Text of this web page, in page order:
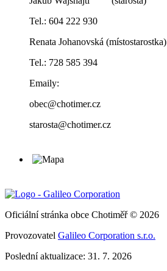
Tel.: 604 222 930
Renata Johanovská (místostarostka)
Tel.: 728 585 394
Emaily:
obec@chotimer.cz
starosta@chotimer.cz
Oficiální stránka obce Chotiměř © 2026
Provozovatel Galileo Corporation s.r.o.
Poslední aktualizace: 31. 7. 2026